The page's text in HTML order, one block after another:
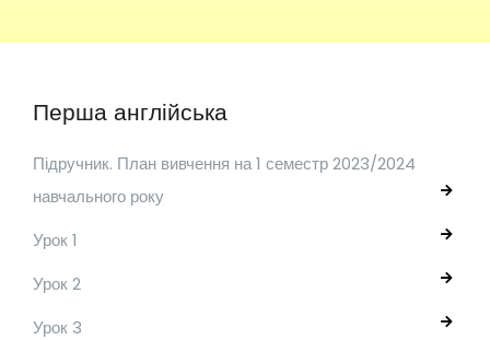
Перша англійська
Підручник. План вивчення на 1 семестр 2023/2024
навчального року
Урок 1
Урок 2
Урок 3